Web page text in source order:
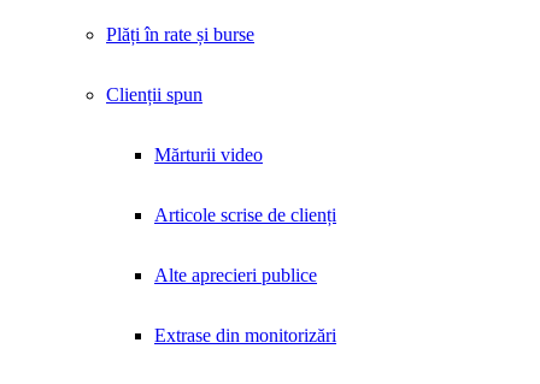
Plăți în rate și burse
Clienții spun
Mărturii video
Articole scrise de clienți
Alte aprecieri publice
Extrase din monitorizări